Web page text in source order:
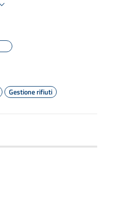
Gestione rifiuti